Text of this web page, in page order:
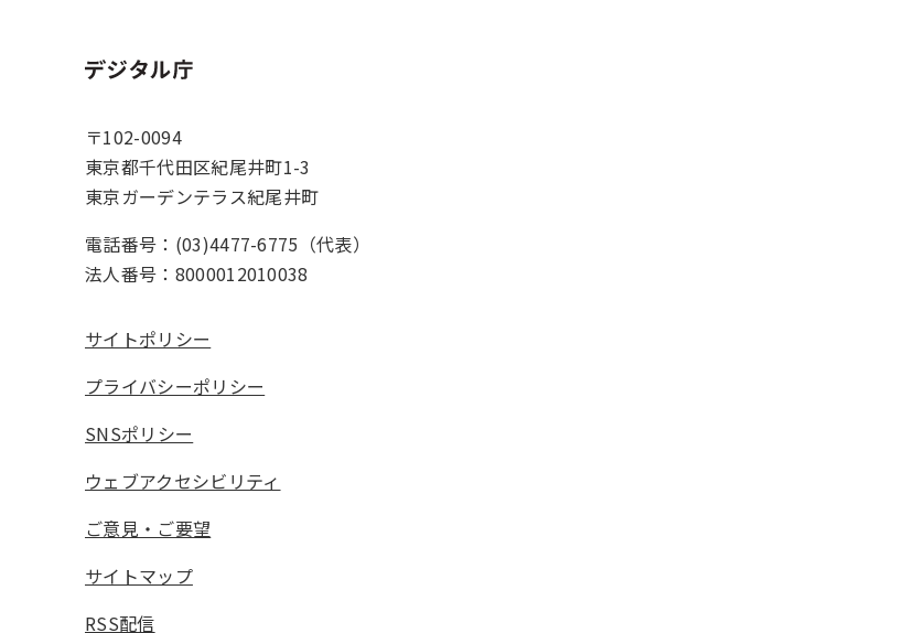
ホーム
〒102-0094
東京都千代田区紀尾井町1-3
東京ガーデンテラス紀尾井町
電話番号：(03)4477-6775（代表）
法人番号：8000012010038
サイトポリシー
プライバシーポリシー
SNSポリシー
ウェブアクセシビリティ
ご意見・ご要望
サイトマップ
RSS配信